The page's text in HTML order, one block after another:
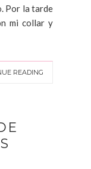
Por la tarde
mi collar y
READING